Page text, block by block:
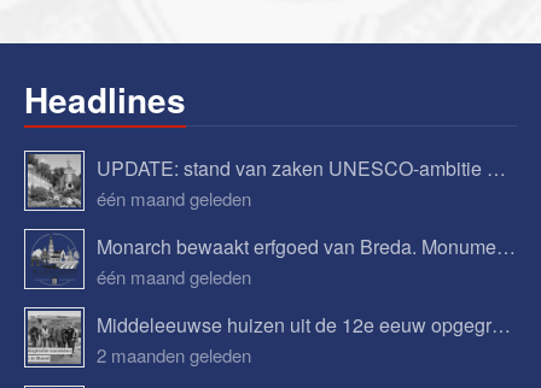
Headlines
UPDATE: stand van zaken UNESCO-ambitie Begijnhof Breda
één maand geleden
Monarch bewaakt erfgoed van Breda. Monumenten, verhalen en toekomstplannen.
één maand geleden
Middeleeuwse huizen uit de 12e eeuw opgegraven in Bavel
2 maanden geleden